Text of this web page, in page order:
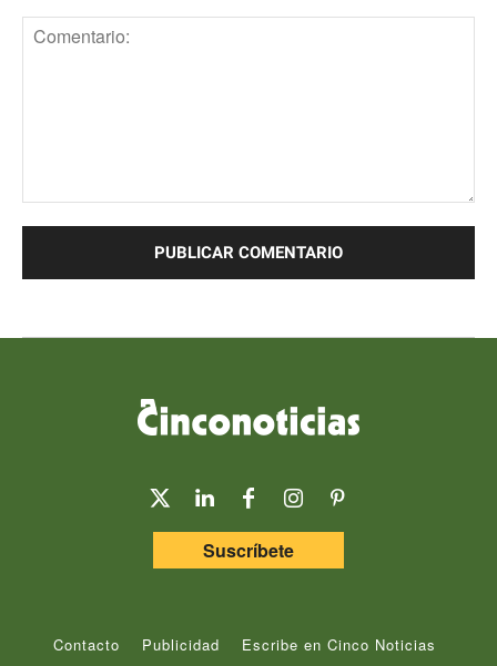
Suscríbete
Contacto Publicidad Escribe en Cinco Noticias